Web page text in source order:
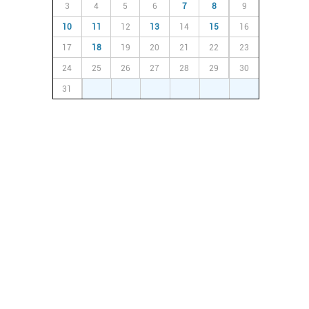
3 4 5 6 7 8 9
10 11 12 13 14 15 16
17 18 19 20 21 22 23
24 25 26 27 28 29 30
31